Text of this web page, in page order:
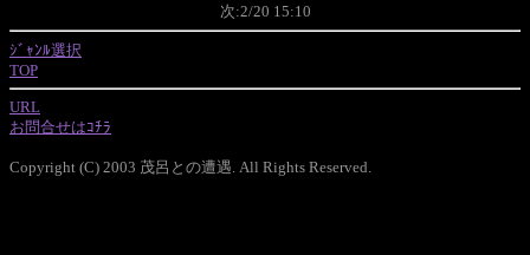
次:2/20 15:10
ｼﾞｬﾝﾙ選択
TOP
URL
お問合せはｺﾁﾗ
Copyright (C) 2003 茂呂との遭遇. All Rights Reserved.